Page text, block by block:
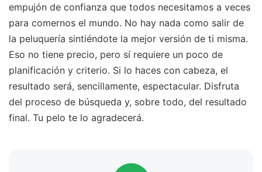
empujón de confianza que todos necesitamos a veces
para comernos el mundo. No hay nada como salir de
la peluquería sintiéndote la mejor versión de ti misma.
Eso no tiene precio, pero sí requiere un poco de
planificación y criterio. Si lo haces con cabeza, el
resultado será, sencillamente, espectacular. Disfruta
del proceso de búsqueda y, sobre todo, del resultado
final. Tu pelo te lo agradecerá.